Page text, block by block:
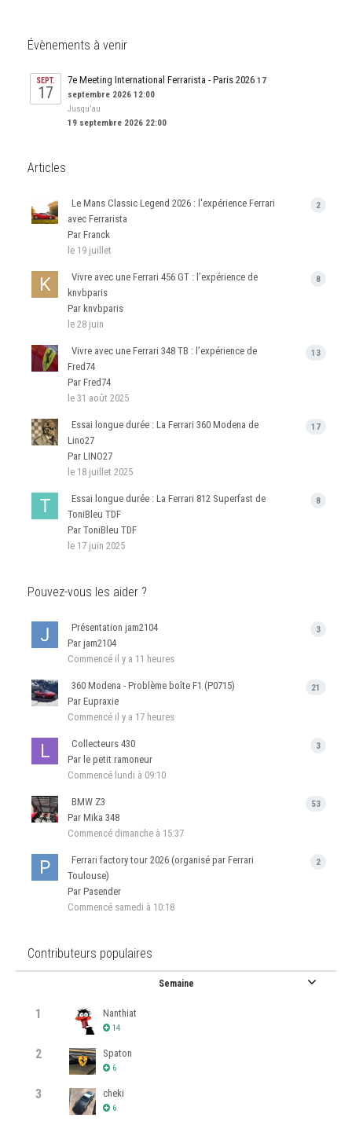
Évènements à venir
SEPT.
17
7e Meeting International Ferrarista - Paris 2026 17
septembre 2026 12:00
Jusqu’au
19 septembre 2026 22:00
Articles
2
Le Mans Classic Legend 2026 : l'expérience Ferrari
avec Ferrarista
Par Franck
le 19 juillet
8
Vivre avec une Ferrari 456 GT : l’expérience de
knvbparis
Par knvbparis
le 28 juin
13
Vivre avec une Ferrari 348 TB : l’expérience de
Fred74
Par Fred74
le 31 août 2025
17
Essai longue durée : La Ferrari 360 Modena de
Lino27
Par LINO27
le 18 juillet 2025
8
Essai longue durée : La Ferrari 812 Superfast de
ToniBleu TDF
Par ToniBleu TDF
le 17 juin 2025
Pouvez-vous les aider ?
3
Présentation jam2104
Par jam2104
Commencé il y a 11 heures
21
360 Modena - Problème boîte F1 (P0715)
Par Eupraxie
Commencé il y a 17 heures
3
Collecteurs 430
Par le petit ramoneur
Commencé lundi à 09:10
53
BMW Z3
Par Mika 348
Commencé dimanche à 15:37
2
Ferrari factory tour 2026 (organisé par Ferrari
Toulouse)
Par Pasender
Commencé samedi à 10:18
Contributeurs populaires
Semaine
1 Nanthiat
14
2 Spaton
6
3 cheki
6